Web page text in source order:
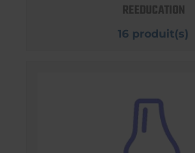
REEDUCATION
16 produit(s)